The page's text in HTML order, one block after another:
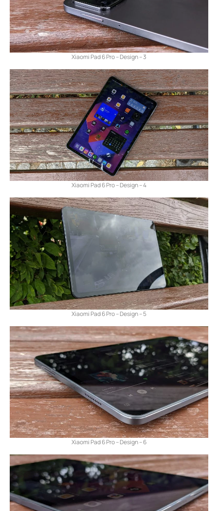
Xiaomi Pad 6 Pro – Design – 3
Xiaomi Pad 6 Pro – Design – 4
Xiaomi Pad 6 Pro – Design – 5
Xiaomi Pad 6 Pro – Design – 6